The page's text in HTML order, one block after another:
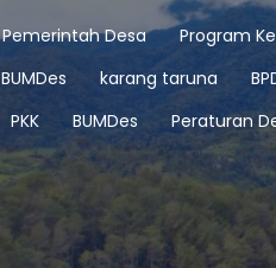
Pemerintah Desa
Program
BUMDes karang taruna
PKK BUMDes Peraturan